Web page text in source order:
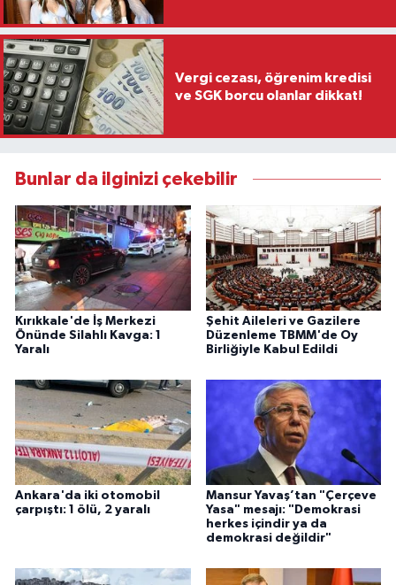
Vergi cezası, öğrenim kredisi
ve SGK borcu olanlar dikkat!
Bunlar da ilginizi çekebilir
Kırıkkale'de İş Merkezi
Önünde Silahlı Kavga: 1
Yaralı
Şehit Aileleri ve Gazilere
Düzenleme TBMM'de Oy
Birliğiyle Kabul Edildi
Ankara'da iki otomobil
çarpıştı: 1 ölü, 2 yaralı
Mansur Yavaş’tan "Çerçeve
Yasa" mesajı: "Demokrasi
herkes içindir ya da
demokrasi değildir"